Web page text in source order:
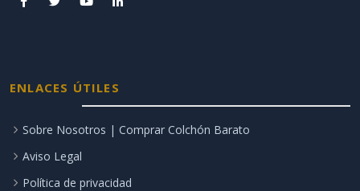
ENLACES ÚTILES
Sobre Nosotros | Comprar Colchón Barato
Aviso Legal
Política de privacidad